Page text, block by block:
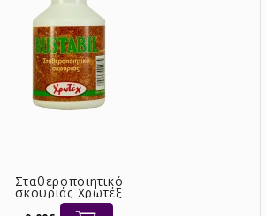
Σταθεροποιητικό
σκουριάς Χρωτέξ
Rustabil 250ml